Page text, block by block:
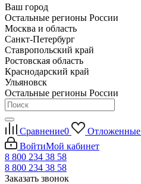
Ваш город
Остальные регионы России
Москва и область
Санкт-Петербург
Ставропольский край
Ростовская область
Краснодарский край
Ульяновск
Остальные регионы России
Сравнение0 Отложенные
ВойтиМой кабинет
8 800 234 38 58
8 800 234 38 58
Заказать звонок